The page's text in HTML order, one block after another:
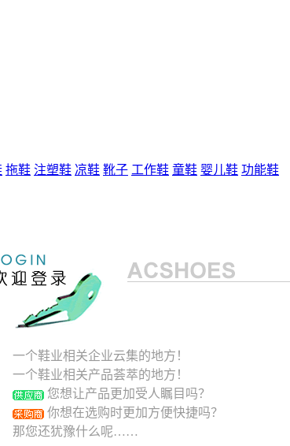
拖鞋 注塑鞋 凉鞋 靴子 工作鞋 童鞋 婴儿鞋 功能鞋
一个鞋业相关企业云集的地方！
一个鞋业相关产品荟萃的地方！
您想让产品更加受人瞩目吗？
你想在选购时更加方便快捷吗？
那您还犹豫什么呢……